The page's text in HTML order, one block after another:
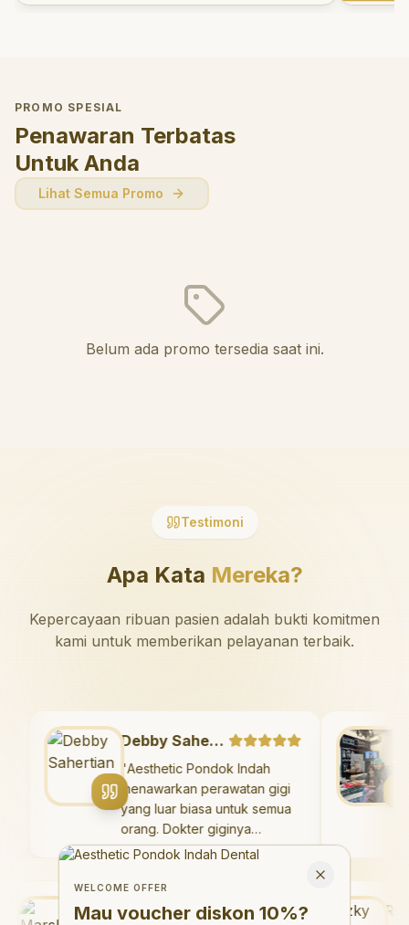
PROMO SPESIAL
Penawaran Terbatas
Untuk Anda
Lihat Semua Promo
Belum ada promo tersedia saat ini.
Testimoni
Apa Kata Mereka?
Kepercayaan ribuan pasien adalah bukti komitmen
kami untuk memberikan pelayanan terbaik.
Debby Sahertian
"Aesthetic Pondok Indah
menawarkan perawatan gigi
yang luar biasa untuk semua
orang. Dokter giginya
profesional, ramah, dan
mengedukasi pasien tentang
kesehatan gigi dan mulut
Marshanda
Welcome Offer
Mau voucher diskon <strong>10%</strong>?
WELCOME OFFER
Mau voucher diskon 10%?
Close